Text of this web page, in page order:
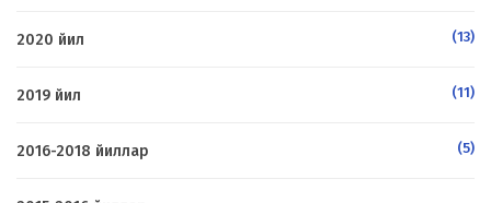
2020 йил (13)
2019 йил (11)
2016-2018 йиллар (5)